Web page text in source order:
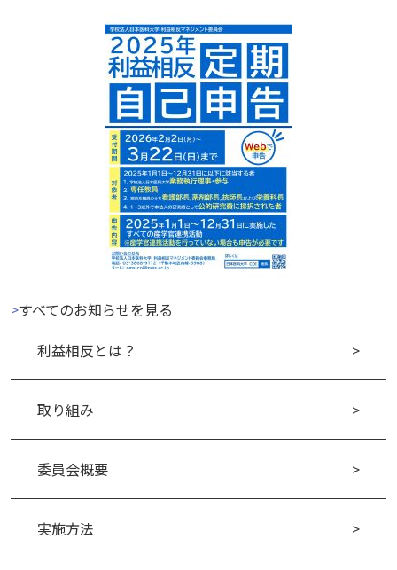
利益相反とは？
取り組み
委員会概要
実施方法
>すべてのお知らせを見る